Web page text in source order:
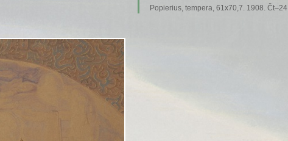
Popierius, tempera, 61x70,7. 1908. Čt–24